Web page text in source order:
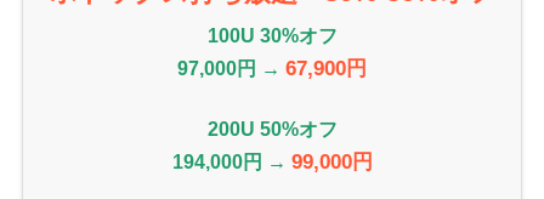
100U 30%オフ
97,000円 → 67,900円
200U 50%オフ
194,000円 → 99,000円